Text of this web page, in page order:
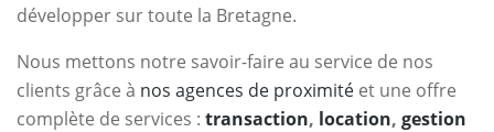
développer sur toute la Bretagne.
Nous mettons notre savoir-faire au service de nos
clients grâce à nos agences de proximité et une offre
complète de services : transaction, location, gestion